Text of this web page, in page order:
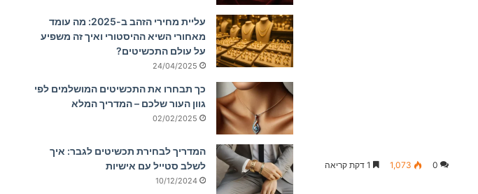
0
1,073
עליית מחירי הזהב ב-2025: מה עומד
מאחורי השיא ההיסטורי ואיך זה משפיע
על עולם התכשיטים?
24/04/2025
כך תבחרו את התכשיטים המושלמים לפי
גוון העור שלכם – המדריך המלא
02/02/2025
המדריך לבחירת תכשיטים לגבר: איך
לשלב סטייל עם אישיות
10/12/2024